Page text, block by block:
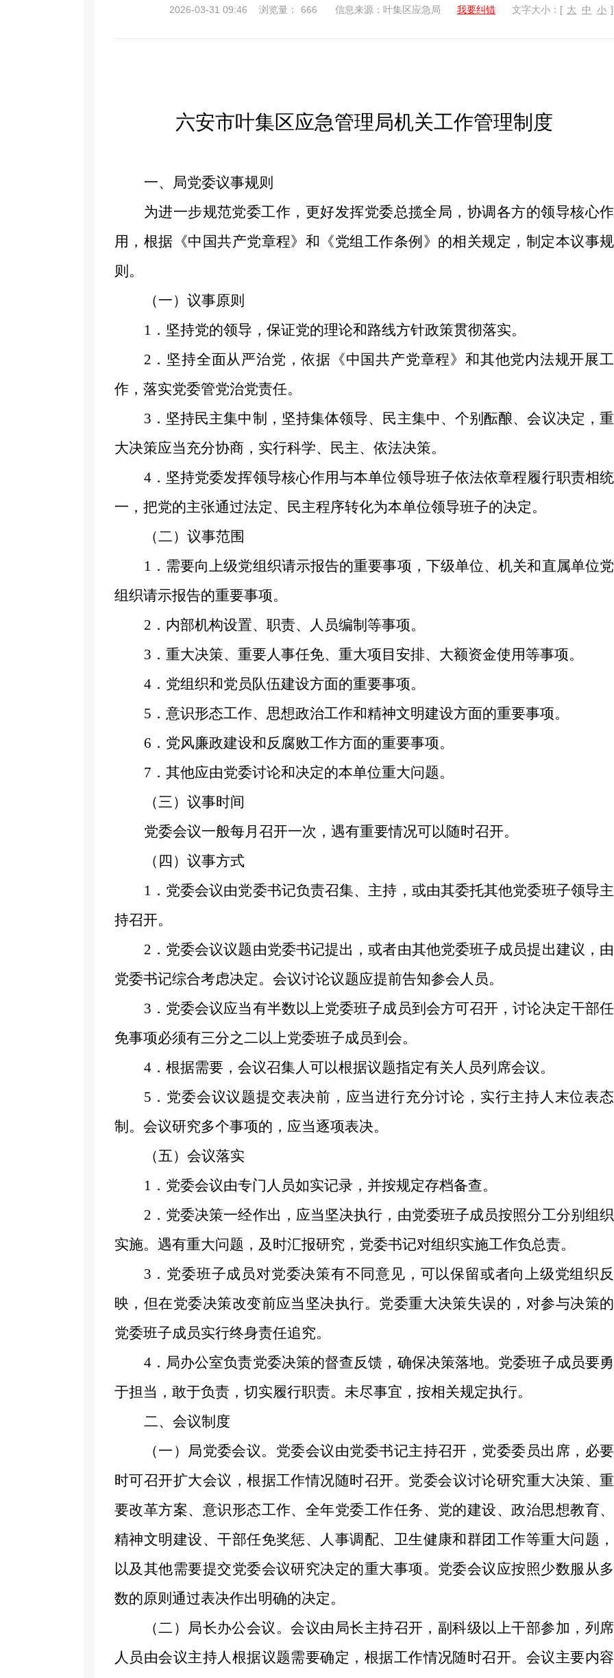
2026-03-31 09:46 浏览量： 666 信息来源：叶集区应急局 我要纠错 文字大小：[ 大 中 小 ]
六安市叶集区应急管理局机关工作管理制度
一、 局党委议事规则
为进一步规范党委工作，更好发挥党委总揽全局，协调各方的领导核心作
用，根据《中国共产党章程》和《党组工作条例》的相关规定，制定本议事规
则。
（一）议事原则
1 ． 坚持党的领导，保证党的理论和路线方针政策贯彻落实。
2 ． 坚持全面从严治党，依据《中国共产党章程》和其他党内法规开展工
作，落实党委管党治党责任。
3 ． 坚持民主集中制，坚持集体领导、民主集中、个别酝酿、会议决定，重
大决策应当充分协商，实行科学、民主、依法决策。
4． 坚持党委发挥领导核心作用与本单位领导班子依法依章程履行职责相统
一，把党的主张通过法定、民主程序转化为本单位领导班子的决定。
（二）议事范围
1 ． 需要向上级党组织请示报告的重要事项，下级单位、机关和直属单位党
组织请示报告的重要事项。
2 ． 内部机构设置、职责、人员编制等事项。
3 ． 重大决策、重要人事任免、重大项目安排、大额资金使用等事项。
4． 党组织和党员队伍建设方面的重要事项。
5 ． 意识形态工作、思想政治工作和精神文明建设方面的重要事项。
6 ． 党风廉政建设和反腐败工作方面的重要事项。
7 ． 其他应由党委讨论和决定的本单位重大问题。
（三）议事时间
党委会议一般每月召开一次，遇有重要情况可以随时召开。
（四）议事方式
1 ． 党委会议由党委书记负责召集、主持，或由其委托其他党委班子领导主
持召开。
2 ． 党委会议议题由党委书记提出，或者由其他党委班子成员提出建议 ，由
党委书记综合考虑决定。会议讨论议题应提前告知参会人员。
3 ． 党委会议应当有半数以上党委班子成员到会方可召开，讨论决定干部任
免事项必须有三分之二以上党委班子成员到会。
4． 根据需要，会议召集人可以根据议题指定有关人员列席会议。
5 ． 党委会议议题提交表决前，应当进行充分讨论，实行主持人末位表态
制。会议研究多个事项的，应当逐项表决。
（五）会议落实
1 ． 党委会议由专门人员如实记录，并按规定存档备查。
2 ． 党委决策一经作出，应当坚决执行，由党委班子成员按照分工分别组织
实施。遇有重大问题，及时汇报研究，党委书记对组织实施工作负总责。
3 ． 党委班子成员对党委决策有不同意见，可以保留或者向上级党组织反
映，但在党委决策改变前应当坚决执行。党委重大决策失误的，对参与决策的
党委班子成员实行终身责任追究。
4． 局办公室负责党委决策的督查反馈，确保决策落地。党委班子成员要勇
于担当，敢于负责，切实履行职责。未尽事宜，按相关规定执行。
二、 会议制度
（一）局党委会议。 党委会议由党委书记主持召开， 党委委员出席，必要
时可召开扩大会议 ，根据工作情况随时召开。 党委会议讨论研究重大决策、重
要改革方案、 意识形态工作、 全年党委工作任务、党的建设、政治思想教育、
精神文明建设、干部任免奖惩、人事调配、 卫生健康和群团工作等重大问题，
以及其他需要提交党委会议研究决定的重大事项。 党委会议应按照少数服从多
数的原则通过表决作出明确的决定。
（二） 局长办公会议 。会议由局长主持召开，副科级以上干部参加，列席
人员由会议主持人根据议题需要确定，根据工作情况随时召开。会议主要内容